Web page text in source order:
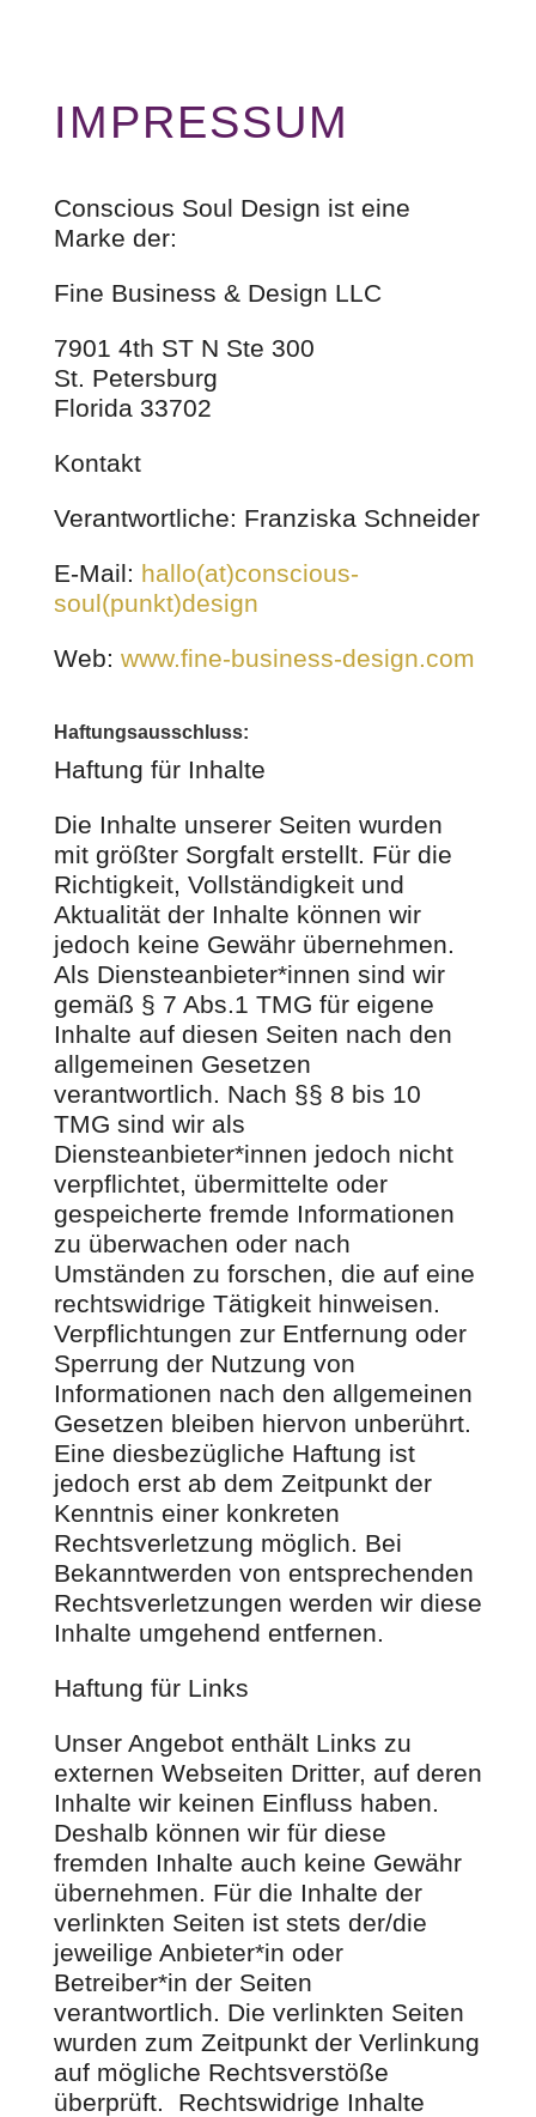
IMPRESSUM
Conscious Soul Design ist eine
Marke der:
Fine Business & Design LLC
7901 4th ST N Ste 300
St. Petersburg
Florida 33702
Kontakt
Verantwortliche: Franziska Schneider
E-Mail: hallo(at)conscious-
soul(punkt)design
Web: www.fine-business-design.com
Haftungsausschluss:
Haftung für Inhalte
Die Inhalte unserer Seiten wurden
mit größter Sorgfalt erstellt. Für die
Richtigkeit, Vollständigkeit und
Aktualität der Inhalte können wir
jedoch keine Gewähr übernehmen.
Als Diensteanbieter*innen sind wir
gemäß § 7 Abs.1 TMG für eigene
Inhalte auf diesen Seiten nach den
allgemeinen Gesetzen
verantwortlich. Nach §§ 8 bis 10
TMG sind wir als
Diensteanbieter*innen jedoch nicht
verpflichtet, übermittelte oder
gespeicherte fremde Informationen
zu überwachen oder nach
Umständen zu forschen, die auf eine
rechtswidrige Tätigkeit hinweisen.
Verpflichtungen zur Entfernung oder
Sperrung der Nutzung von
Informationen nach den allgemeinen
Gesetzen bleiben hiervon unberührt.
Eine diesbezügliche Haftung ist
jedoch erst ab dem Zeitpunkt der
Kenntnis einer konkreten
Rechtsverletzung möglich. Bei
Bekanntwerden von entsprechenden
Rechtsverletzungen werden wir diese
Inhalte umgehend entfernen.
Haftung für Links
Unser Angebot enthält Links zu
externen Webseiten Dritter, auf deren
Inhalte wir keinen Einfluss haben.
Deshalb können wir für diese
fremden Inhalte auch keine Gewähr
übernehmen. Für die Inhalte der
verlinkten Seiten ist stets der/die
jeweilige Anbieter*in oder
Betreiber*in der Seiten
verantwortlich. Die verlinkten Seiten
wurden zum Zeitpunkt der Verlinkung
auf mögliche Rechtsverstöße
überprüft. Rechtswidrige Inhalte